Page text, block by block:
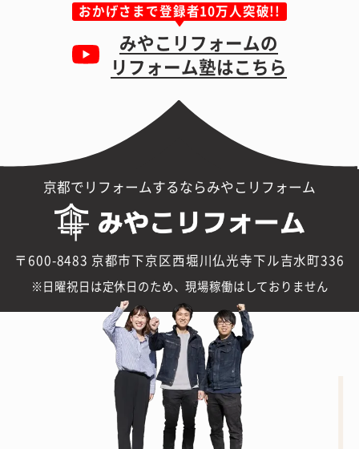
おかげさまで登録者10万人突破!!
みやこリフォームの
リフォーム塾はこちら
京都でリフォームするならみやこリフォーム
〒600-8483 京都市下京区西堀川仏光寺下ル吉水町336
日曜祝日は定休日のため、現場稼働はしておりません